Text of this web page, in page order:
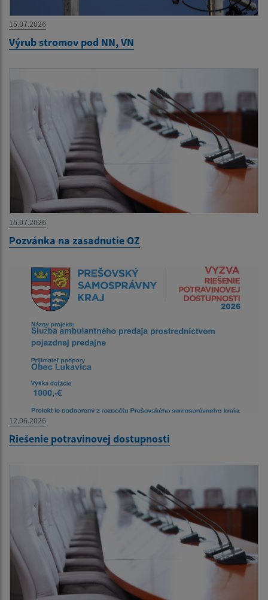
15.07.2026
Výrub stromov pod NN, VN
15.07.2026
Pozvánka na zasadnutie OZ
12.06.2026
Riešenie potravinovej dostupnosti